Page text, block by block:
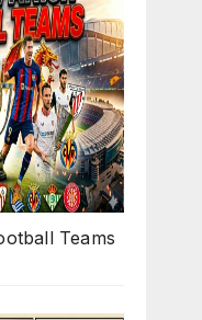
Teams